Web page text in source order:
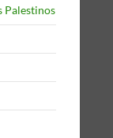
Palestinos